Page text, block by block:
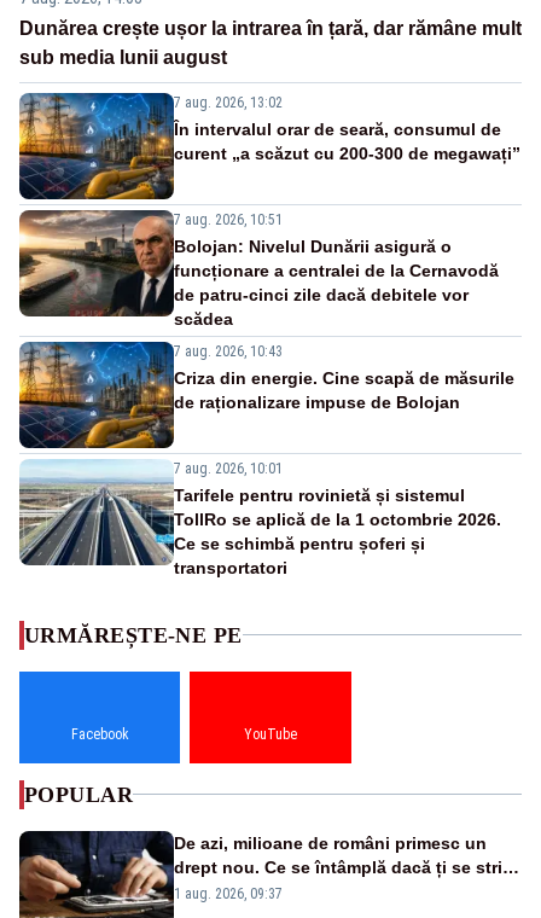
Dunărea crește ușor la intrarea în țară, dar rămâne mult
sub media lunii august
7 aug. 2026, 13:02
În intervalul orar de seară, consumul de
curent „a scăzut cu 200-300 de megawați”
7 aug. 2026, 10:51
Bolojan: Nivelul Dunării asigură o
funcționare a centralei de la Cernavodă
de patru-cinci zile dacă debitele vor
scădea
7 aug. 2026, 10:43
Criza din energie. Cine scapă de măsurile
de raționalizare impuse de Bolojan
7 aug. 2026, 10:01
Tarifele pentru rovinietă și sistemul
TollRo se aplică de la 1 octombrie 2026.
Ce se schimbă pentru șoferi și
transportatori
URMĂREȘTE-NE PE
Facebook YouTube
POPULAR
De azi, milioane de români primesc un
drept nou. Ce se întâmplă dacă ți se strică
un produs
1 aug. 2026, 09:37